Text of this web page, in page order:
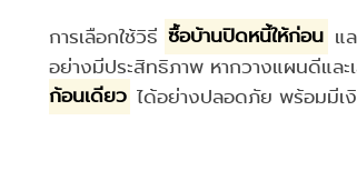
การเลือกใช้วิธี ซื้อบ้านปิดหนี้ให้ก่อน แ
อย่างมีประสิทธิภาพ หากวางแผนดีและ
ก้อนเดียว ได้อย่างปลอดภัย พร้อมมีเ